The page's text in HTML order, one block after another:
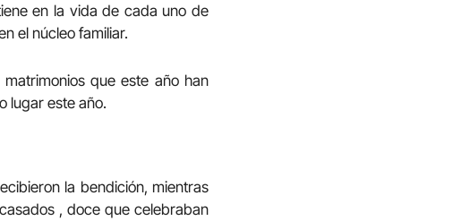
en la vida de cada uno de
el núcleo familiar.
que este año han
lugar este año.
la bendición, mientras
, doce que celebraban